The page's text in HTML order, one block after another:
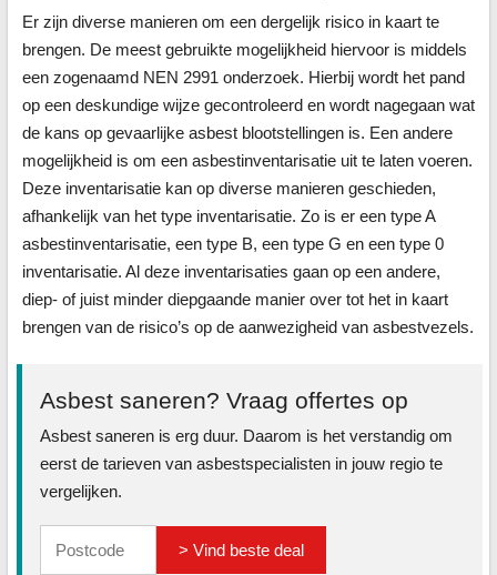
Er zijn diverse manieren om een dergelijk risico in kaart te
brengen. De meest gebruikte mogelijkheid hiervoor is middels
een zogenaamd NEN 2991 onderzoek. Hierbij wordt het pand
op een deskundige wijze gecontroleerd en wordt nagegaan wat
de kans op gevaarlijke asbest blootstellingen is. Een andere
mogelijkheid is om een asbestinventarisatie uit te laten voeren.
Deze inventarisatie kan op diverse manieren geschieden,
afhankelijk van het type inventarisatie. Zo is er een type A
asbestinventarisatie, een type B, een type G en een type 0
inventarisatie. Al deze inventarisaties gaan op een andere,
diep- of juist minder diepgaande manier over tot het in kaart
brengen van de risico’s op de aanwezigheid van asbestvezels.
Asbest saneren? Vraag offertes op
Asbest saneren is erg duur. Daarom is het verstandig om
eerst de tarieven van asbestspecialisten in jouw regio te
vergelijken.
> Vind beste deal